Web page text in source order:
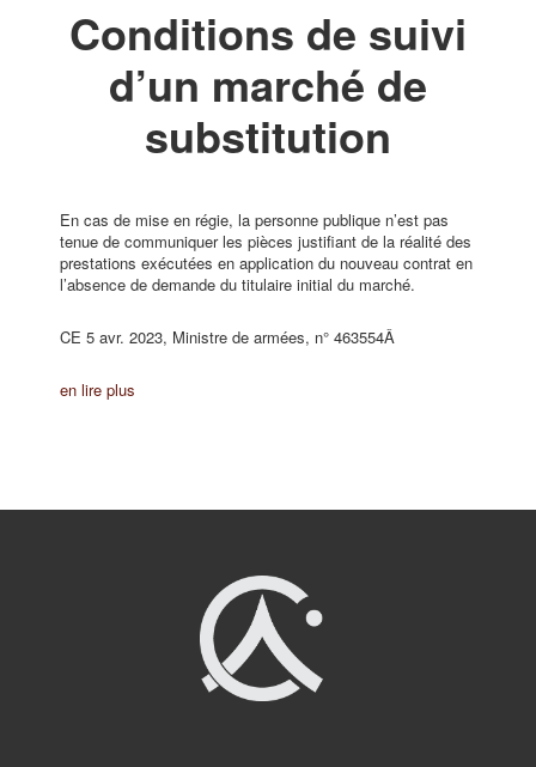
Conditions de suivi
d’un marché de
substitution
En cas de mise en régie, la personne publique n’est pas
tenue de communiquer les pièces justifiant de la réalité des
prestations exécutées en application du nouveau contrat en
l’absence de demande du titulaire initial du marché.
CE 5 avr. 2023, Ministre de armées, n° 463554Â
en lire plus